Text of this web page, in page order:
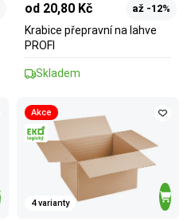
od 20,80 Kč až -12%
Krabice přepravní na lahve
PROFI
Skladem
Akce
4 varianty